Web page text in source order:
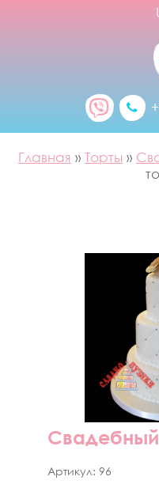
Главная » Торты »
Артикул: 96